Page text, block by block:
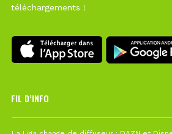
téléchargements !
FIL D’INFO